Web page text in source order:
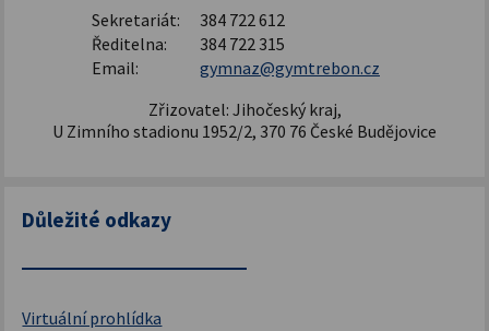
Sekretariát:
384 722 612
Ředitelna:
384 722 315
Email:
gymnaz@gymtrebon.cz
Zřizovatel: Jihočeský kraj,
U Zimního stadionu 1952/2, 370 76 České Budějovice
Důležité odkazy
Virtuální prohlídka